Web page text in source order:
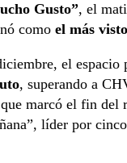
Gusto”, el
como el más
el espacio
, superando a
marcó el fin del
líder por